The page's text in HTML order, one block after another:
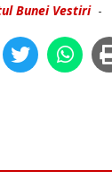
Bunei Vestiri-